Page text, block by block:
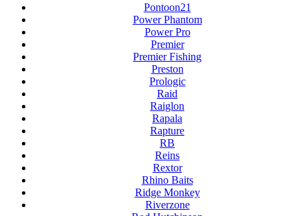
Pontoon21
Power Phantom
Power Pro
Premier
Premier Fishing
Preston
Prologic
Raid
Raiglon
Rapala
Rapture
RB
Reins
Rextor
Rhino Baits
Ridge Monkey
Riverzone